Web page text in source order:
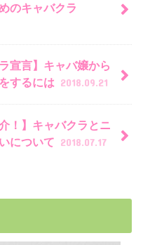
のキャバクラ
宣言】キャバ嬢から
するには 2018.09.21
！】キャバクラとニ
について 2018.07.17